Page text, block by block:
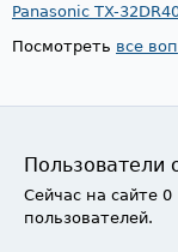
Panasonic TX-
Посмотреть все
Пользователи
Сейчас на сайте 0
пользователей.